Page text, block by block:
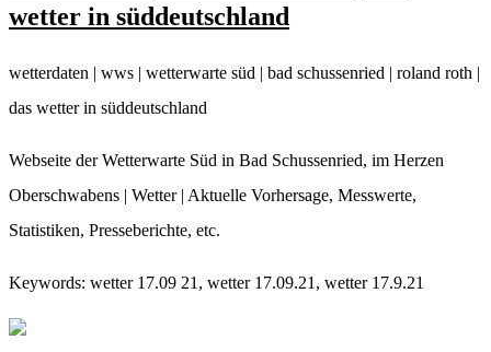
wetter in süddeutschland
wetterdaten | wws | wetterwarte süd | bad schussenried | roland roth |
das wetter in süddeutschland
Webseite der Wetterwarte Süd in Bad Schussenried, im Herzen
Oberschwabens | Wetter | Aktuelle Vorhersage, Messwerte,
Statistiken, Presseberichte, etc.
Keywords: wetter 17.09 21, wetter 17.09.21, wetter 17.9.21